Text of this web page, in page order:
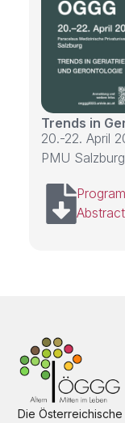
Trends in
20.-22. April
PMU Salzburg
Die